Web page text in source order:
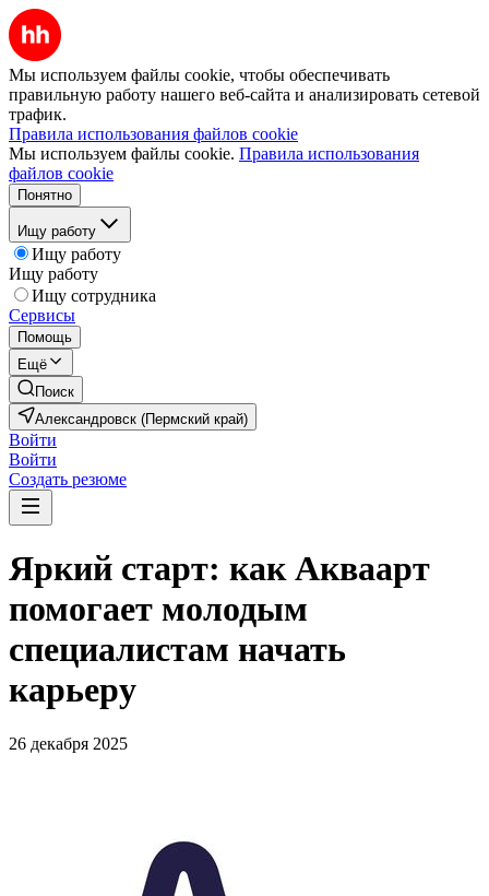
Мы используем файлы cookie, чтобы обеспечивать
правильную работу нашего веб-сайта и анализировать сетевой
трафик.
Правила использования файлов cookie
Мы используем файлы cookie. Правила использования
файлов cookie
Понятно
Ищу работу
Ищу работу
Ищу работу
Ищу сотрудника
Сервисы
Помощь
Ещё
Поиск
Александровск (Пермский край)
Войти
Войти
Создать резюме
Яркий старт: как Акваарт
помогает молодым
специалистам начать
карьеру
26 декабря 2025